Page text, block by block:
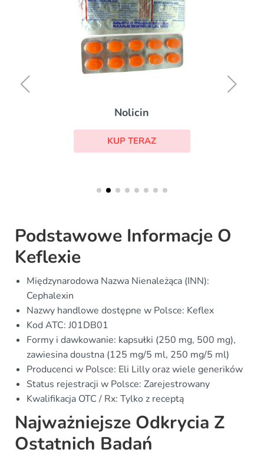
Nolicin
KUP TERAZ
Podstawowe Informacje O
Keflexie
Międzynarodowa Nazwa Nienależąca (INN):
Cephalexin
Nazwy handlowe dostępne w Polsce: Keflex
Kod ATC: J01DB01
Formy i dawkowanie: kapsułki (250 mg, 500 mg),
zawiesina doustna (125 mg/5 ml, 250 mg/5 ml)
Producenci w Polsce: Eli Lilly oraz wiele generików
Status rejestracji w Polsce: Zarejestrowany
Kwalifikacja OTC / Rx: Tylko z receptą
Najważniejsze Odkrycia Z
Ostatnich Badań